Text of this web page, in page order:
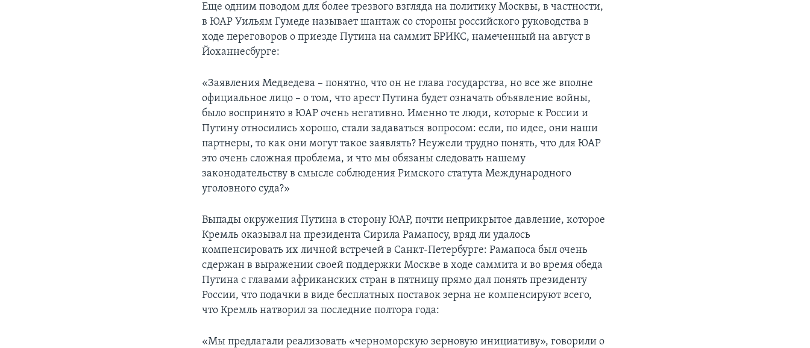
Еще одним поводом для более трезвого взгляда на политику Москвы, в частности,
в ЮАР Уильям Гумеде называет шантаж со стороны российского руководства в
ходе переговоров о приезде Путина на саммит БРИКС, намеченный на август в
Йоханнесбурге:
«Заявления Медведева – понятно, что он не глава государства, но все же вполне
официальное лицо – о том, что арест Путина будет означать объявление войны,
было воспринято в ЮАР очень негативно. Именно те люди, которые к России и
Путину относились хорошо, стали задаваться вопросом: если, по идее, они наши
партнеры, то как они могут такое заявлять? Неужели трудно понять, что для ЮАР
это очень сложная проблема, и что мы обязаны следовать нашему
законодательству в смысле соблюдения Римского статута Международного
уголовного суда?»
Выпады окружения Путина в сторону ЮАР, почти неприкрытое давление, которое
Кремль оказывал на президента Сирила Рамапосу, вряд ли удалось
компенсировать их личной встречей в Санкт-Петербурге: Рамапоса был очень
сдержан в выражении своей поддержки Москве в ходе саммита и во время обеда
Путина с главами африканских стран в пятницу прямо дал понять президенту
России, что подачки в виде бесплатных поставок зерна не компенсируют всего,
что Кремль натворил за последние полтора года:
«Мы предлагали реализовать «черноморскую зерновую инициативу», говорили о